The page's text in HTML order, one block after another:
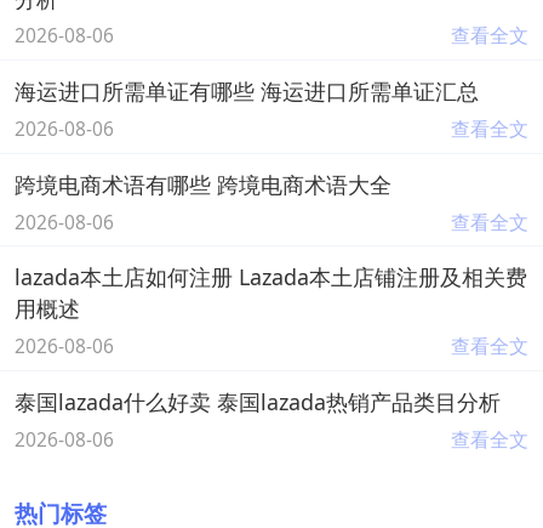
2026-08-06 查看全文
海运进口所需单证有哪些 海运进口所需单证汇总
2026-08-06 查看全文
跨境电商术语有哪些 跨境电商术语大全
2026-08-06 查看全文
lazada本土店如何注册 Lazada本土店铺注册及相关费
用概述
2026-08-06 查看全文
泰国lazada什么好卖 泰国lazada热销产品类目分析
2026-08-06 查看全文
热门标签